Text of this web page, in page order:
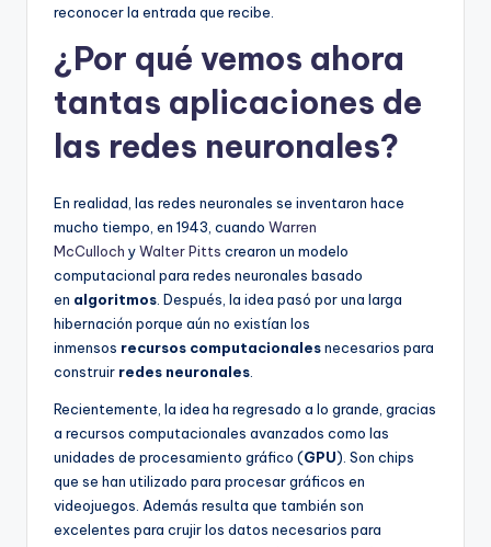
reconocer la entrada que recibe.
¿Por qué vemos ahora
tantas aplicaciones de
las redes neuronales?
En realidad, las redes neuronales se inventaron hace
mucho tiempo, en 1943, cuando Warren
McCulloch yWalter Pitts crearon un modelo
computacional para redes neuronales basado
en algoritmos. Después, la idea pasó por una larga
hibernación porque aún no existían los
inmensos recursos computacionalesnecesarios para
construir redes neuronales.
Recientemente, la idea ha regresado a lo grande, gracias
a recursos computacionales avanzados como las
unidades de procesamiento gráfico (GPU). Son chips
que se han utilizado para procesar gráficos en
videojuegos. Además resulta que también son
excelentes para crujir los datos necesarios para